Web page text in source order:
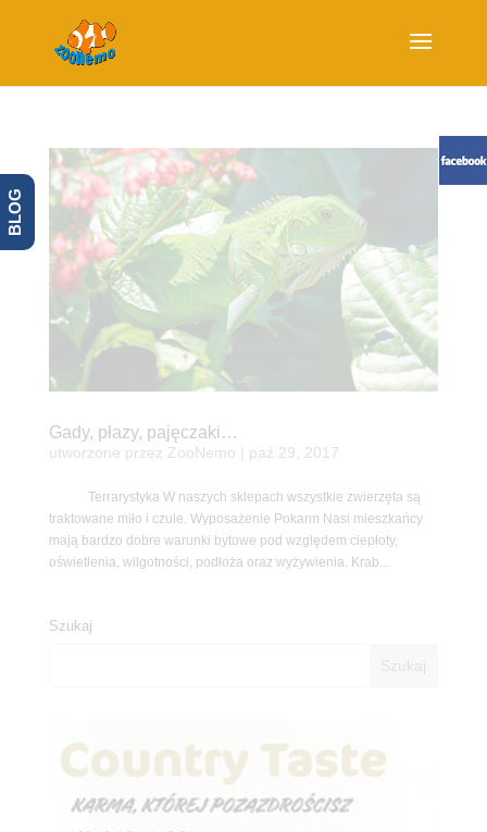
Gady, płazy, pajęczaki…
utworzone przez ZooNemo paź 29, 2017
Terrarystyka W naszych sklepach wszystkie zwierzęta są
traktowane miło i czule. Wyposażenie Pokarm Nasi mieszkańcy
mają bardzo dobre warunki bytowe pod względem ciepłoty,
oświetlenia, wilgotności, podłoża oraz wyżywienia. Krab...
Szukaj
BLOG